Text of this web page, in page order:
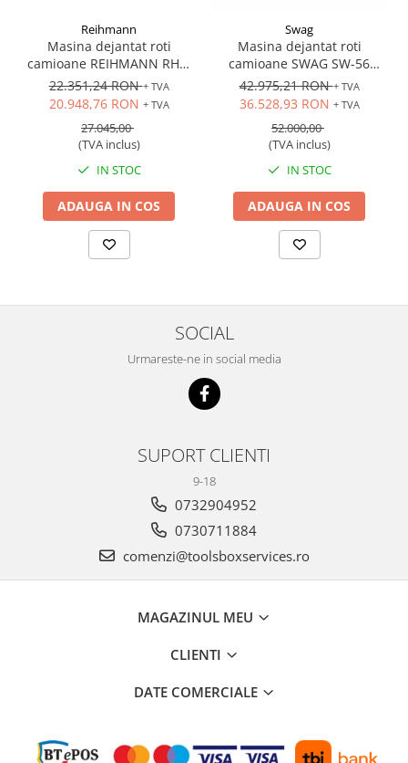
Reihmann
Masina dejantat roti
camioane REIHMANN RHM
1426 profesionala, 380V
22.351,24 RON+ TVA
20.948,76 RON + TVA
27.045,00
(TVA inclus)
IN STOC
ADAUGA IN COS
Swag
Masina dejantat roti
camioane SWAG SW-56
profesionala, 56 inch
42.975,21 RON+ TVA
36.528,93 RON + TVA
52.000,00
(TVA inclus)
IN STOC
ADAUGA IN COS
SOCIAL
Urmareste-ne in social media
SUPORT CLIENTI
9-18
0732904952
0730711884
comenzi@toolsboxservices.ro
MAGAZINUL MEU
CLIENTI
DATE COMERCIALE